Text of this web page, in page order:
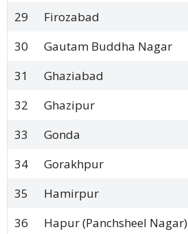
29
Firozabad
30
Gautam Buddha Nagar
31
Ghaziabad
32
Ghazipur
33
Gonda
34
Gorakhpur
35
Hamirpur
36
Hapur (Panchsheel Nagar)